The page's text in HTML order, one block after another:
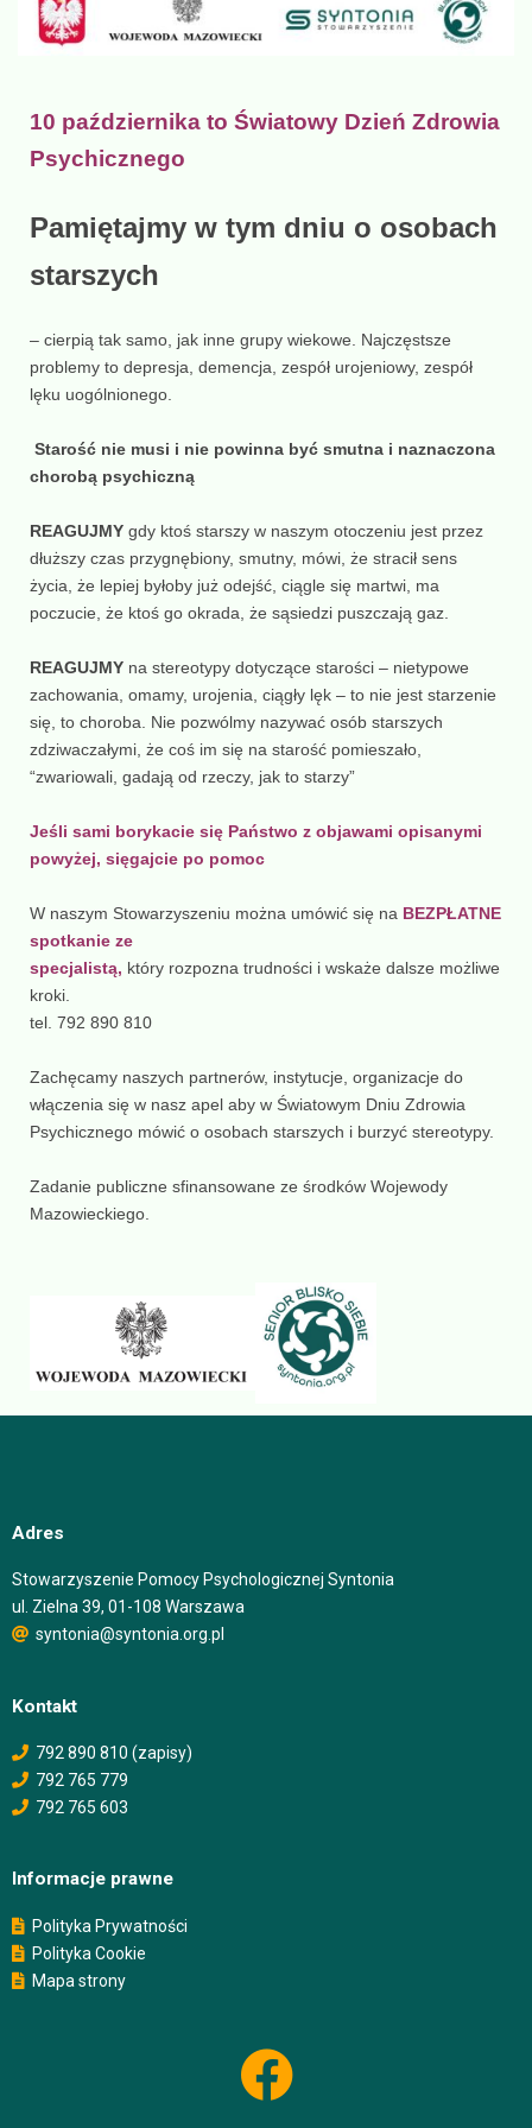
10 października to Światowy Dzień Zdrowia
Psychicznego
Pamiętajmy w tym dniu o osobach
starszych
– cierpią tak samo, jak inne grupy wiekowe. Najczęstsze
problemy to depresja, demencja, zespół urojeniowy, zespół
lęku uogólnionego.
Starość nie musi i nie powinna być smutna i naznaczona
chorobą psychiczną
REAGUJMY gdy ktoś starszy w naszym otoczeniu jest przez
dłuższy czas przygnębiony, smutny, mówi, że stracił sens
życia, że lepiej byłoby już odejść, ciągle się martwi, ma
poczucie, że ktoś go okrada, że sąsiedzi puszczają gaz.
REAGUJMY na stereotypy dotyczące starości – nietypowe
zachowania, omamy, urojenia, ciągły lęk – to nie jest starzenie
się, to choroba. Nie pozwólmy nazywać osób starszych
zdziwaczałymi, że coś im się na starość pomieszało,
“zwariowali, gadają od rzeczy, jak to starzy”
Jeśli sami borykacie się Państwo z objawami opisanymi
powyżej, sięgajcie po pomoc
W naszym Stowarzyszeniu można umówić się na BEZPŁATNE
spotkanie ze
specjalistą, który rozpozna trudności i wskaże dalsze możliwe
kroki.
tel. 792 890 810
Zachęcamy naszych partnerów, instytucje, organizacje do
włączenia się w nasz apel aby w Światowym Dniu Zdrowia
Psychicznego mówić o osobach starszych i burzyć stereotypy.
Zadanie publiczne sfinansowane ze środków Wojewody
Mazowieckiego.
Adres
Stowarzyszenie Pomocy Psychologicznej Syntonia
ul. Zielna 39, 01-108 Warszawa
syntonia@syntonia.org.pl
Kontakt
792 890 810 (zapisy)
792 765 779
792 765 603
Informacje prawne
Polityka Prywatności
Polityka Cookie
Mapa strony